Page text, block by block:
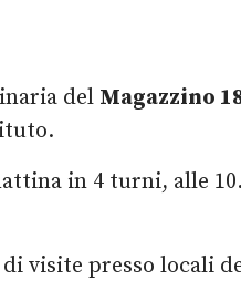
del Magazzino
in 4 turni, alle
visite presso locali